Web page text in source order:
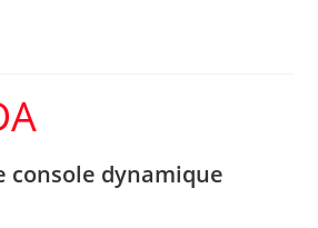
console dynamique